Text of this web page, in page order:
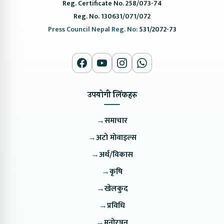
Reg. Certificate No. 258/073-74
Reg. No. 130631/071/072
Press Council Nepal Reg. No:531/2072-73
उपयोगी लिंकहरु
→समाचार
→अटो मोवाइल्स
→अर्थ/विकास
→कृषि
→खेलकुद
→प्रविधि